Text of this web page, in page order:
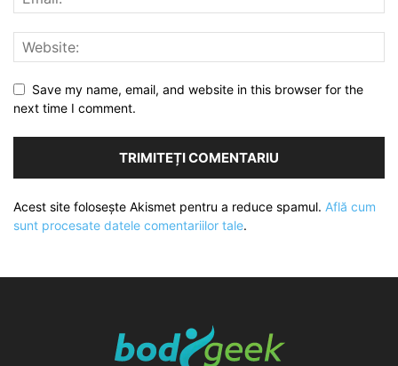
Save my name, email, and website in this browser for the
next time I comment.
Acest site folosește Akismet pentru a reduce spamul. Află cum
sunt procesate datele comentariilor tale.